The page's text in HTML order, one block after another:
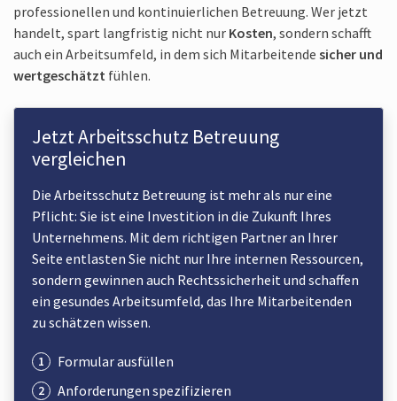
professionellen und kontinuierlichen Betreuung. Wer jetzt
handelt, spart langfristig nicht nur Kosten, sondern schafft
auch ein Arbeitsumfeld, in dem sich Mitarbeitende sicher und
wertgeschätzt fühlen.
Jetzt Arbeitsschutz Betreuung
vergleichen
Die Arbeitsschutz Betreuung ist mehr als nur eine
Pflicht: Sie ist eine Investition in die Zukunft Ihres
Unternehmens. Mit dem richtigen Partner an Ihrer
Seite entlasten Sie nicht nur Ihre internen Ressourcen,
sondern gewinnen auch Rechtssicherheit und schaffen
ein gesundes Arbeitsumfeld, das Ihre Mitarbeitenden
zu schätzen wissen.
Formular ausfüllen
Anforderungen spezifizieren